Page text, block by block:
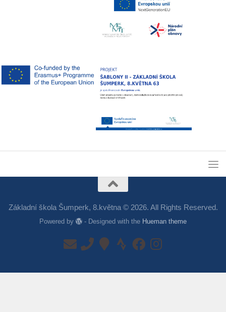
Základní škola Šumperk, 8.května © 2026. All Rights Reserved.
Powered by - Designed with the Hueman theme